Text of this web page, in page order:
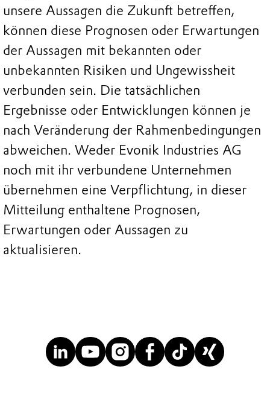
unsere Aussagen die Zukunft betreffen,
können diese Prognosen oder Erwartungen
der Aussagen mit bekannten oder
unbekannten Risiken und Ungewissheit
verbunden sein. Die tatsächlichen
Ergebnisse oder Entwicklungen können je
nach Veränderung der Rahmenbedingungen
abweichen. Weder Evonik Industries AG
noch mit ihr verbundene Unternehmen
übernehmen eine Verpflichtung, in dieser
Mitteilung enthaltene Prognosen,
Erwartungen oder Aussagen zu
aktualisieren.